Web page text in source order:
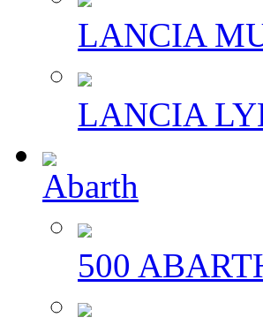
LANCIA
LANCIA
Abarth
500